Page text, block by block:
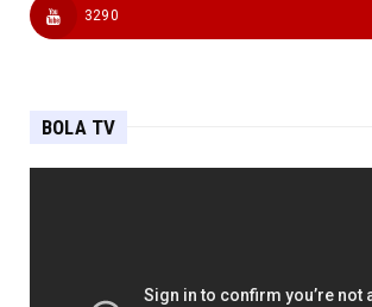
3290
BOLA TV